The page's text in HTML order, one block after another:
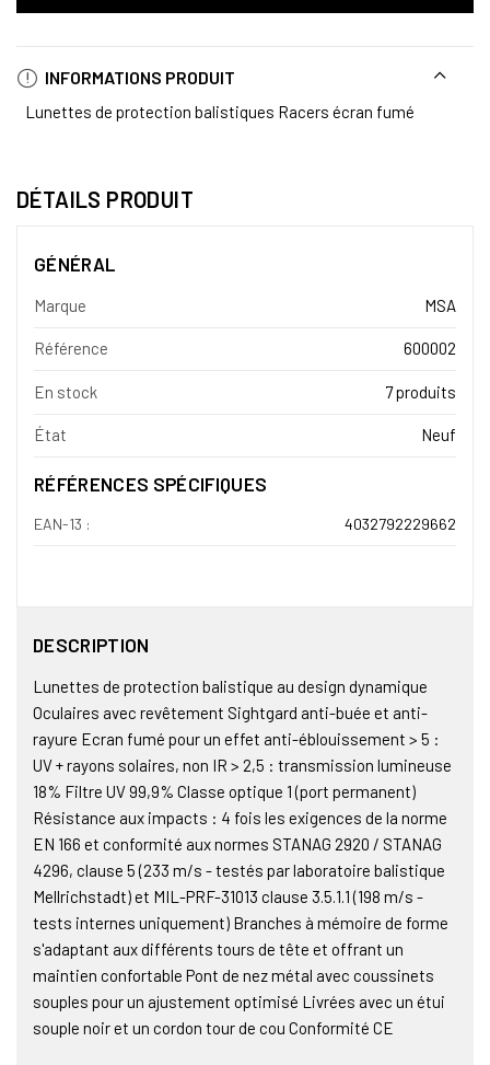
INFORMATIONS PRODUIT
Lunettes de protection balistiques Racers écran fumé
DÉTAILS PRODUIT
GÉNÉRAL
Marque MSA
Référence 600002
En stock 7 produits
État Neuf
RÉFÉRENCES SPÉCIFIQUES
EAN-13 : 4032792229662
DESCRIPTION
Lunettes de protection balistique au design dynamique
Oculaires avec revêtement Sightgard anti-buée et anti-
rayure Ecran fumé pour un effet anti-éblouissement > 5 :
UV + rayons solaires, non IR > 2,5 : transmission lumineuse
18% Filtre UV 99,9% Classe optique 1 (port permanent)
Résistance aux impacts : 4 fois les exigences de la norme
EN 166 et conformité aux normes STANAG 2920 / STANAG
4296, clause 5 (233 m/s - testés par laboratoire balistique
Mellrichstadt) et MIL-PRF-31013 clause 3.5.1.1 (198 m/s -
tests internes uniquement) Branches à mémoire de forme
s'adaptant aux différents tours de tête et offrant un
maintien confortable Pont de nez métal avec coussinets
souples pour un ajustement optimisé Livrées avec un étui
souple noir et un cordon tour de cou Conformité CE